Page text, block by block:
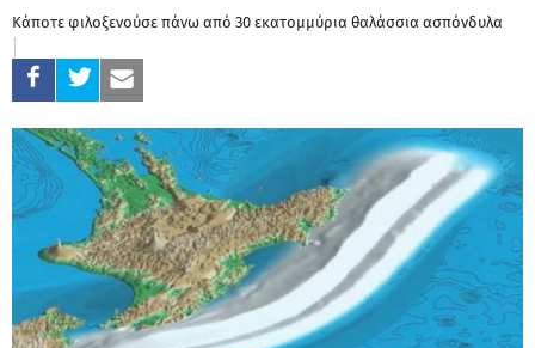
Κάποτε φιλοξενούσε πάνω από 30 εκατομμύρια θαλάσσια ασπόνδυλα